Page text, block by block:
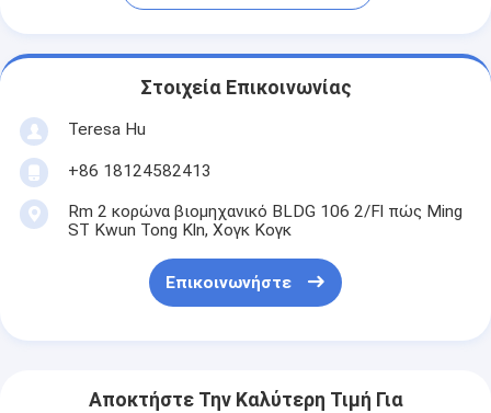
Στοιχεία Επικοινωνίας
Teresa Hu
+86 18124582413
Rm 2 κορώνα βιομηχανικό BLDG 106 2/Fl πώς Ming
ST Kwun Tong Kln, Χογκ Κογκ
Επικοινωνήστε
Αποκτήστε Την Καλύτερη Τιμή Για